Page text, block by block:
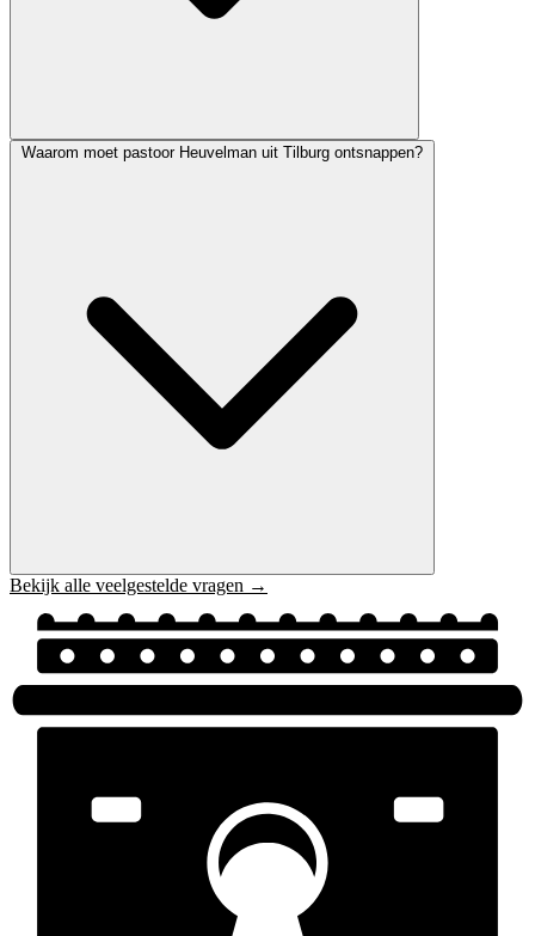
Waarom moet pastoor Heuvelman uit Tilburg ontsnappen?
Bekijk alle veelgestelde vragen →